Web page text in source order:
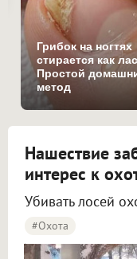
Грибок на ногтях
стирается как
Простой
метод
Нашествие
интерес к
Убивать лосей
#охота